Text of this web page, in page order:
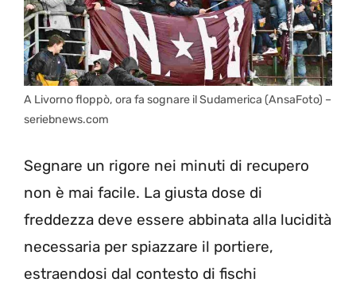
A Livorno floppò, ora fa sognare il Sudamerica (AnsaFoto) –
seriebnews.com
Segnare un rigore nei minuti di recupero
non è mai facile. La giusta dose di
freddezza deve essere abbinata alla lucidità
necessaria per spiazzare il portiere,
estraendosi dal contesto di fischi